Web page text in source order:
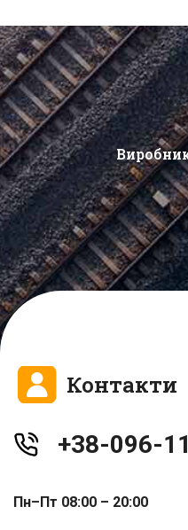
Контакти
+38-096-
Пн–Пт 08:00 – 20:00